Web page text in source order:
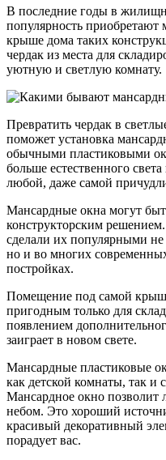
В последние годы в
популярность приобретают
крыше дома таких
чердак из места для
уютную и светлую комнату.
Превратить чердак в
поможет установка
обычными пластиковыми
больше естественного
любой, даже самой
Мансардные окна могут
конструкторским
сделали их популярными не
но и во многих
постройках.
Помещение под самой
пригодным только для
появлением
заиграет в новом свете.
Мансардные пластиковые
как детской комнаты, так и
Мансардное окно позволит
небом. Это хороший
красивый декоративный
порадует вас.